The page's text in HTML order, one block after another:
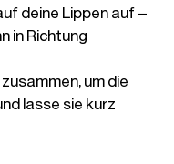
deine Lippen auf –
in Richtung
um die
lasse sie kurz